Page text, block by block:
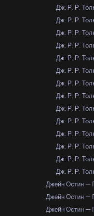
Дж. Р. Р.
Дж. Р. Р.
Дж. Р. Р.
Дж. Р. Р.
Дж. Р. Р.
Дж. Р. Р.
Дж. Р. Р.
Дж. Р. Р.
Дж. Р. Р.
Дж. Р. Р.
Дж. Р. Р.
Дж. Р. Р.
Дж. Р. Р.
Дж. Р. Р.
Джейн Остин —
Джейн Остин —
Джейн Остин —